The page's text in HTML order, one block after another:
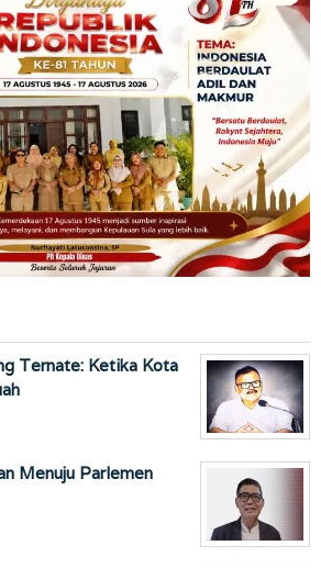
Ternate: Ketika Kota
Menuju Parlemen